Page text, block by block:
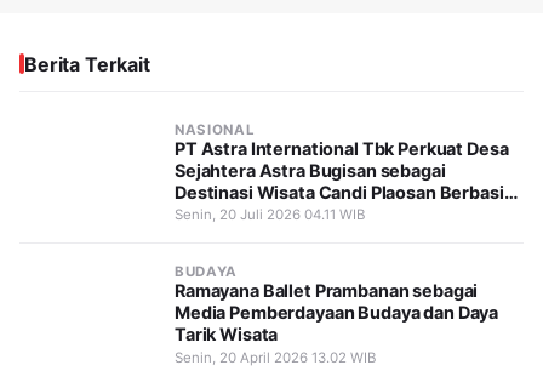
Berita Terkait
NASIONAL
PT Astra International Tbk Perkuat Desa
Sejahtera Astra Bugisan sebagai
Destinasi Wisata Candi Plaosan Berbasis
Budaya
Senin, 20 Juli 2026 04.11 WIB
BUDAYA
Ramayana Ballet Prambanan sebagai
Media Pemberdayaan Budaya dan Daya
Tarik Wisata
Senin, 20 April 2026 13.02 WIB